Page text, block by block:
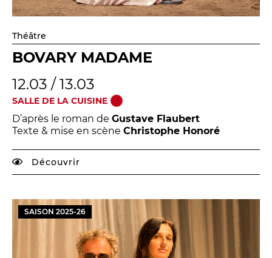
Théâtre
BOVARY MADAME
12.03 / 13.03
SALLE DE LA CUISINE
D’après le roman de Gustave Flaubert
Texte & mise en scène Christophe Honoré
Découvrir
SAISON 2025-26